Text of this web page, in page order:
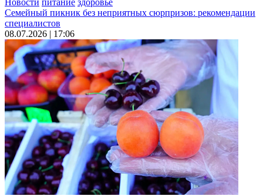
Новости питание здоровье
Семейный пикник без неприятных сюрпризов: рекомендации
специалистов
08.07.2026 | 17:06